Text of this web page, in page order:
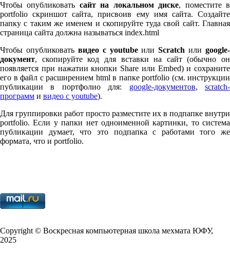
Чтобы опубликовать сайт на локальном диске, поместите в
port­fo­lio скриншот сайта, присвоив ему имя сайта. Создайте
папку с таким же именем и скопируйте туда свой сайт. Главная
страница сайта должна называться index.html
Чтобы опубликовать видео с youtubeилиScratch или google-
документ, скопируйте код для вставки на сайт (обычно он
появляется при нажатии кнопки Share или Embed) и сохраните
его в файл с расширением html в папке port­fo­lio (см. инструкции
публикации в портфолио для: google-документов,scratch-
программ и видео с youtube).
Для группировки работ просто разместите их в подпапке внутри
port­fo­lio. Если у папки нет одноименной картинки, то система
публикации думает, что это подпапка с работами того же
формата, что и port­fo­lio.
Copy­right © Воскресная компьютерная школа мехмата ЮФУ,
2025